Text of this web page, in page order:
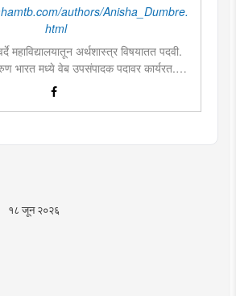
authors/Anisha_Dumbre.
html
महाविद्यालयातून अर्थशास्त्र विषयातत पदवी.
भारत मध्ये वेब उपसंपादक पदावर कार्यरत.
निवेदनाची विशेष आवड. मराठी साहित्य,
आणि मनोरंजन विषयांत रस. महाविद्यालयीन
१८ जून २०२६